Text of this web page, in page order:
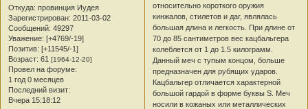
Откуда: провинция Иудея
Зарегистрирован: 2011-03-02
Сообщений: 49297
Уважение: [+4769/-19]
Позитив: [+11545/-1]
Возраст: 61 [1964-12-20]
Провел на форуме:
1 год 0 месяцев
Последний визит:
Вчера 15:18:12
относительно короткого оружия
кинжалов, стилетов и даг, являлась
большая длина и легкость. При длине от
70 до 85 сантиметров вес кацбальгера
колеблется от 1 до 1.5 килограмм.
Данный меч с тупым концом, больше
предназначен для рубящих ударов.
Кацбальгер отличается характерной
большой гардой в форме буквы S. Меч
носили в кожаных или металлических